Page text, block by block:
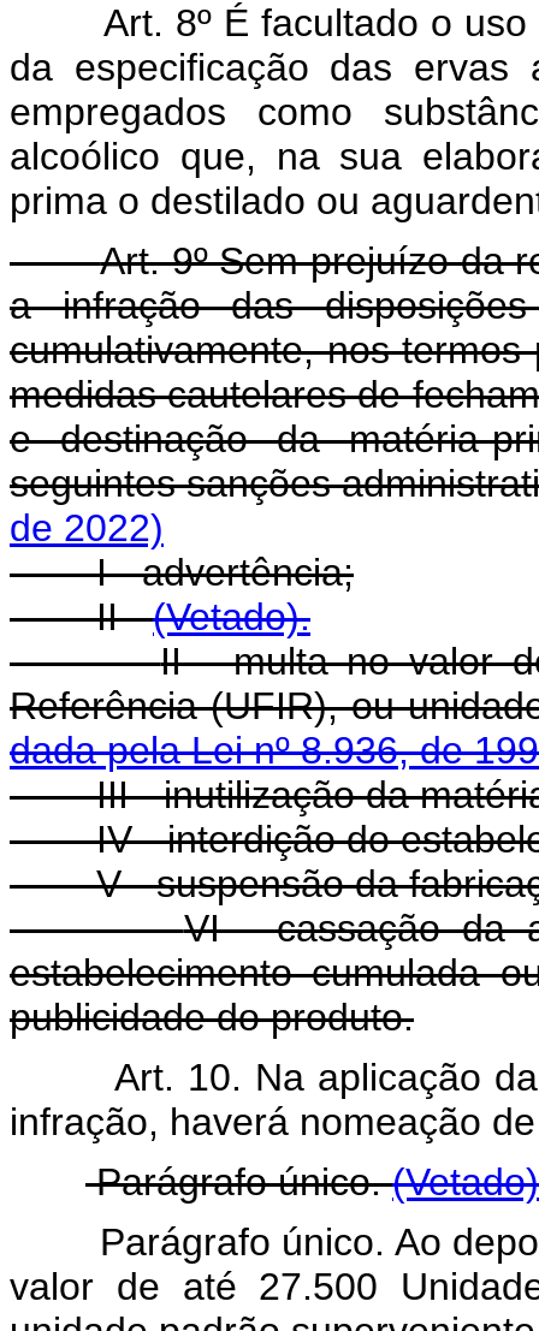
Art. 8º É facultado o
da especificação das ervas
empregados como
alcoólico que, na sua
prima o destilado ou
Art. 9º Sem prejuízo da
a infração das
cumulativamente, nos
medidas cautelares de
e destinação da matéria-
seguintes sanções
de 2022)
I - advertência;
II -(Vetado).
II - multa no valor
Referência (UFIR), ou
dada pela Lei nº 8.936, de
III - inutilização da
IV - interdição do
V - suspensão da
VI - cassação da
estabelecimento cumulada
publicidade do produto.
Art. 10. Na aplicação
infração, haverá nomeação
Parágrafo único.
Parágrafo único. Ao
valor de até 27.500